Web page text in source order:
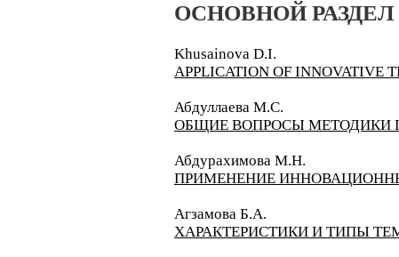
ОСНОВНОЙ РАЗДЕЛ
Khusainova D.I.
APPLICATION OF INNOVATIVE
Абдуллаева М.С.
ОБЩИЕ ВОПРОСЫ МЕТОДИКИ
Абдурахимова М.Н.
ПРИМЕНЕНИЕ
Агзамова Б.А.
ХАРАКТЕРИСТИКИ И ТИПЫ